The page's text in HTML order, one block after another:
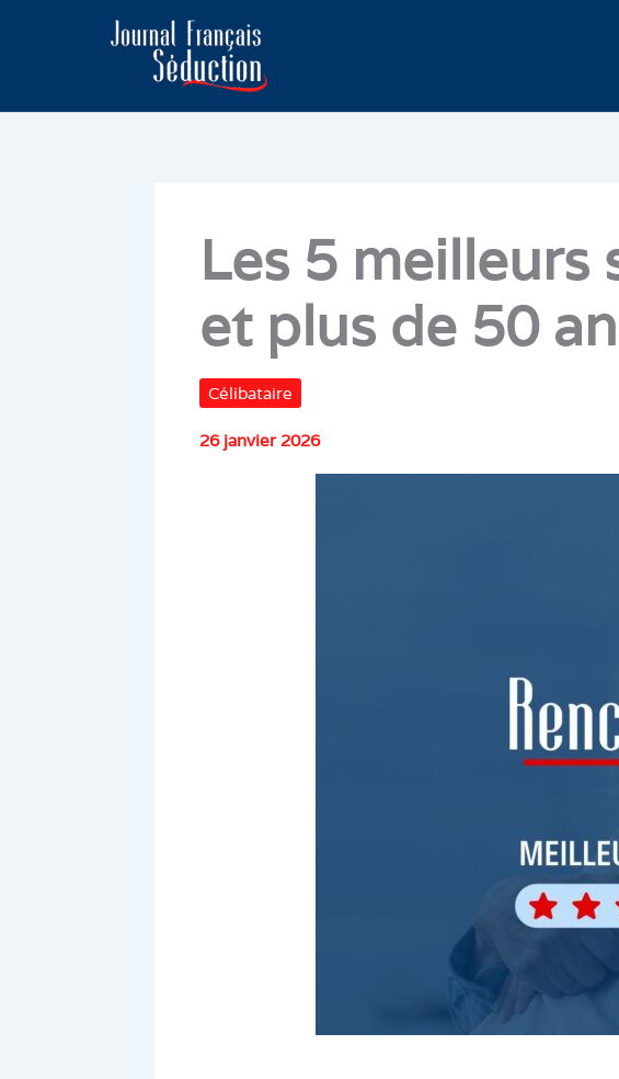
Les 5 meilleurs
et plus de 50
Célibataire
26 janvier 2026